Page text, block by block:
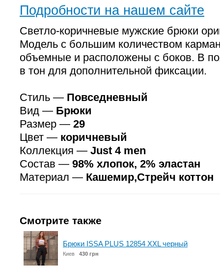
Подробности на нашем сайте
Светло-коричневые мужские брюки
Модель с большим количеством
объемные и расположены с боков. В
в тон для дополнительной фиксации.
Стиль — Повседневный
Вид — Брюки
Размер — 29
Цвет — коричневый
Коллекция — Just 4 men
Состав — 98% хлопок, 2% эластан
Материал — Кашемир,Стрейч коттон
Смотрите также
Брюки ISSA PLUS 12854 XXL черный
Киев 430 грн